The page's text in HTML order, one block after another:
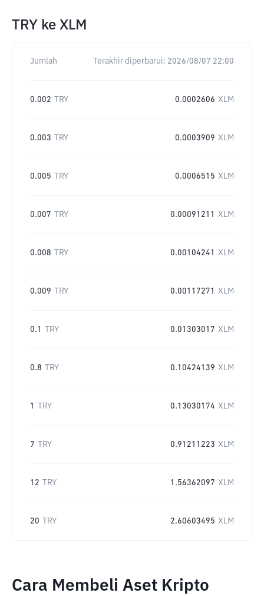
TRY ke XLM
Jumlah Terakhir diperbarui: 2026/08/07 22:00
0.002 TRY 0.0002606 XLM
0.003 TRY 0.0003909 XLM
0.005 TRY 0.0006515 XLM
0.007 TRY 0.00091211 XLM
0.008 TRY 0.00104241 XLM
0.009 TRY 0.00117271 XLM
0.1 TRY 0.01303017 XLM
0.8 TRY 0.10424139 XLM
1 TRY 0.13030174 XLM
7 TRY 0.91211223 XLM
12 TRY 1.56362097 XLM
20 TRY 2.60603495 XLM
Cara Membeli Aset Kripto